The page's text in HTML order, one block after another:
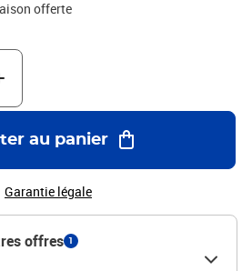
: 60 cmProfondeur :
: 81 / 88,5 / 95 cm
cmPoids du tissu : 230
facile à transporter et à
offerte
au panier
Garantie légale
offres 1